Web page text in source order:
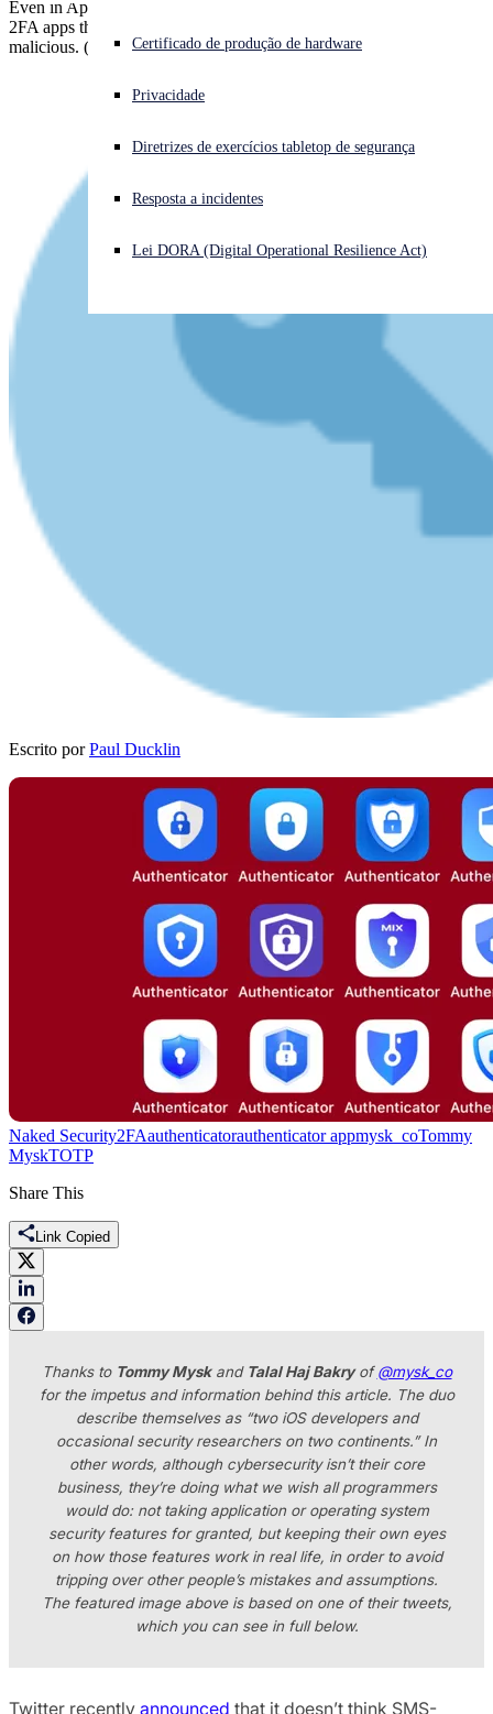
Enfrentando um ataque cibernético? Obtenha ajuda imediata
Iniciar sessão
Português (Brasil) Open language switcher
Certificado de produção de hardware
Privacidade
Diretrizes de exercícios tabletop de segurança
Resposta a incidentes
Lei DORA (Digital Operational Resilience Act)
Even in Apple's and Google's "walled gardens", there are plenty of
2FA apps that are either dangerously incompetent, or unrepentantly
malicious. (Or perhaps both.)
Escrito por Paul Ducklin
Naked Security2FAauthenticatorauthenticator appmysk_coTommy
MyskTOTP
Share This
Link Copied
Thanks to Tommy Myskand Talal Haj Bakryof@mysk_co
for the impetus and information behind this article. The duo
describe themselves as “two iOS developers and
occasional security researchers on two continents.” In
other words, although cybersecurity isn’t their core
business, they’re doing what we wish all programmers
would do: not taking application or operating system
security features for granted, but keeping their own eyes
on how those features work in real life, in order to avoid
tripping over other people’s mistakes and assumptions.
The featured image above is based on one of their tweets,
which you can see in full below.
Twitter recently announced that it doesn’t think SMS-